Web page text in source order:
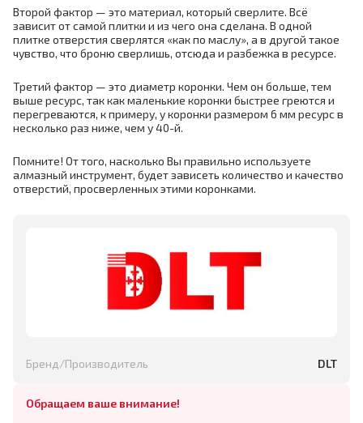
Второй фактор — это материал, который сверлите. Всё
зависит от самой плитки и из чего она сделана. В одной
плитке отверстия сверлятся «как по маслу», а в другой такое
чувство, что броню сверлишь, отсюда и разбежка в ресурсе.
Третий фактор — это диаметр коронки. Чем он больше, тем
выше ресурс, так как маленькие коронки быстрее греются и
перегреваются, к примеру, у коронки размером 6 мм ресурс в
несколько раз ниже, чем у 40-й.
Помните! От того, насколько Вы правильно используете
алмазный инструмент, будет зависеть количество и качество
отверстий, просверленных этими коронками.
Бренд/Производитель DLT
Обращаем ваше внимание!